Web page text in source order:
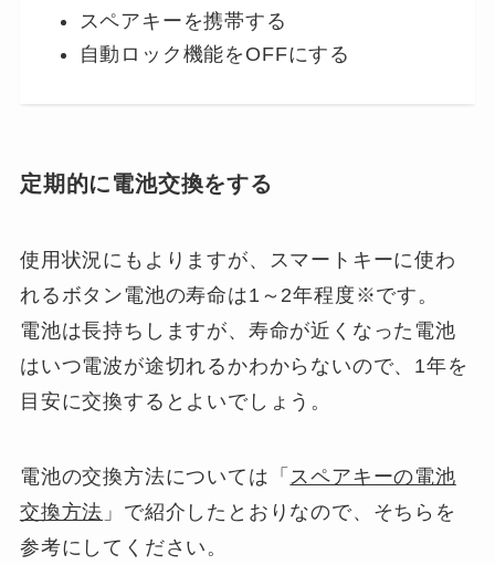
スペアキーを携帯する
自動ロック機能をOFFにする
定期的に電池交換をする
使用状況にもよりますが、スマートキーに使わ
れるボタン電池の寿命は1～2年程度※です。
電池は長持ちしますが、寿命が近くなった電池
はいつ電波が途切れるかわからないので、1年を
目安に交換するとよいでしょう。
電池の交換方法については「 スペアキーの電池
交換方法 」で紹介したとおりなので、そちらを
参考にしてください。